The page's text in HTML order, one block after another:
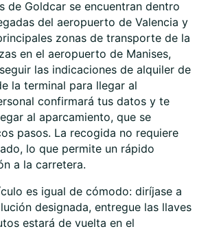
de Goldcar se encuentran dentro
del aeropuerto de Valencia y
zonas de transporte de la
en el aeropuerto de Manises,
las indicaciones de alquiler de
la terminal para llegar al
confirmará tus datos y te
al aparcamiento, que se
pasos. La recogida no requiere
lo que permite un rápido
a la carretera.
es igual de cómodo: diríjase a
designada, entregue las llaves
estará de vuelta en el